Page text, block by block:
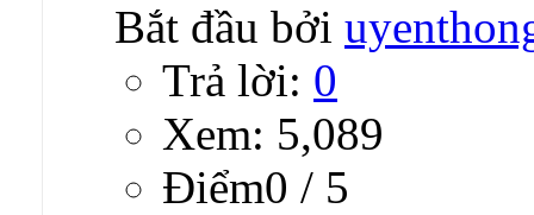
Bắt đầu bởi
Trả lời: 0
Xem: 5,089
Ðiểm0 / 5